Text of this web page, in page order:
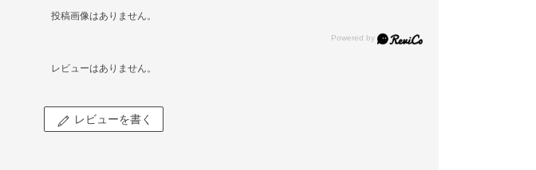
投稿画像はありません。
レビューはありません。
レビューを書く